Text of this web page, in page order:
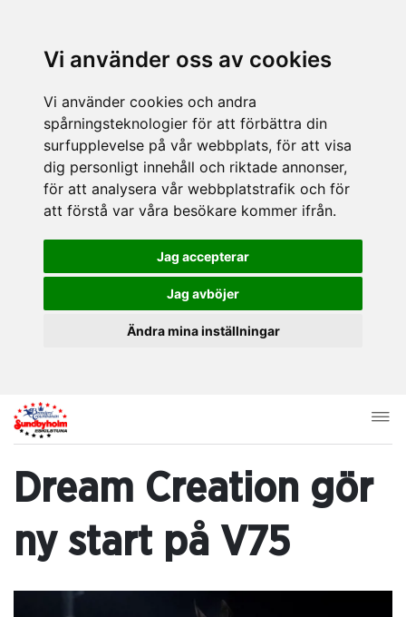
Vi använder oss av cookies
Vi använder cookies och andra
spårningsteknologier för att förbättra din
surfupplevelse på vår webbplats, för att visa
dig personligt innehåll och riktade annonser,
för att analysera vår webbplatstrafik och för
att förstå var våra besökare kommer ifrån.
Jag accepterar
Jag avböjer
Ändra mina inställningar
Dream Creation gör
ny start på V75